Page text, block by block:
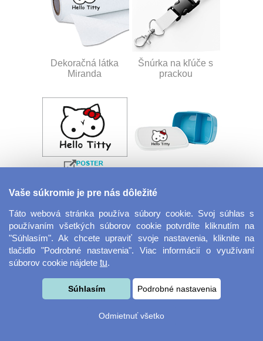
Dekoračná látka
Miranda
Šnúrka na kľúče s
prackou
Velkoformátová
fotografie
Desiatový box
Vaše súkromie je pre nás dôležité
Táto webová stránka používa súbory cookie. Svoj súhlas s
používaním všetkých súborov cookie potvrdíte kliknutím na
"Súhlasím". Ak chcete upraviť svoje nastavenia, kliknite na
tlačidlo "Podrobné nastavenia". Viac informácií o využívaní
súborov cookie nájdete tu.
Súhlasím Podrobné nastavenia
Odmietnuť všetko